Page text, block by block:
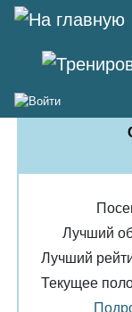
Лучший
Лучший
Текущее